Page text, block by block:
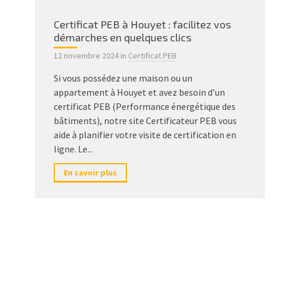
Certificat PEB à Houyet : facilitez vos
démarches en quelques clics
12 novembre 2024 in Certificat PEB
Si vous possédez une maison ou un
appartement à Houyet et avez besoin d’un
certificat PEB (Performance énergétique des
bâtiments), notre site Certificateur PEB vous
aide à planifier votre visite de certification en
ligne. Le...
En savoir plus